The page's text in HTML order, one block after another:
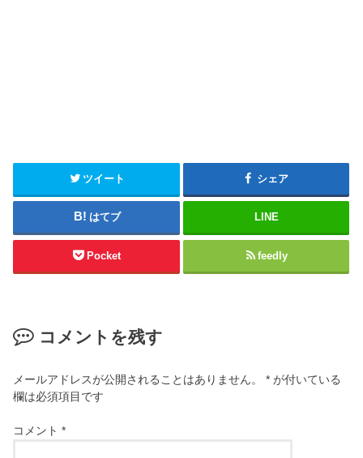
ツイート シェア
はてブ LINE
Pocket feedly
コメントを残す
メールアドレスが公開されることはありません。 * が付いている
欄は必須項目です
コメント*